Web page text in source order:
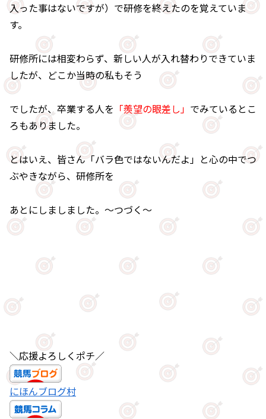
入った事はないですが）で研修を終えたのを覚えていま
す。
研修所には相変わらず、新しい人が入れ替わりできていま
したが、どこか当時の私もそう
でしたが、卒業する人を 「羨望の眼差し」 でみているとこ
ろもありました。
とはいえ、皆さん「バラ色ではないんだよ」と心の中でつ
ぶやきながら、研修所を
あとにしましました。～つづく～
＼応援よろしくポチ／
にほんブログ村